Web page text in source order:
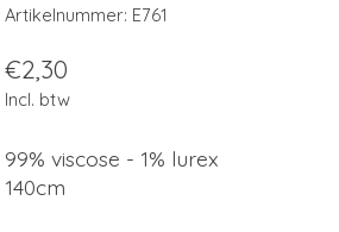
Artikelnummer: E761
€2,30
Incl. btw
99% viscose - 1% lurex
140cm